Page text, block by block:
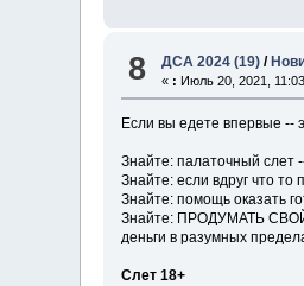
8 ДСА 2024 (19) /
« : Июль 20, 2021,
Если вы едете впервые --
Знайте: палаточный слет
Знайте: если вдруг что
Знайте: помощь оказать
Знайте: ПРОДУМАТЬ СВОЙ
деньги в разумных
Слет 18+